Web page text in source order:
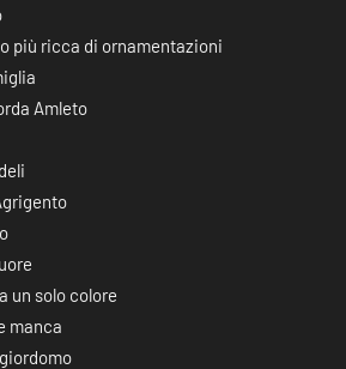
più ricca di ornamentazioni
Amleto
un solo colore
manca